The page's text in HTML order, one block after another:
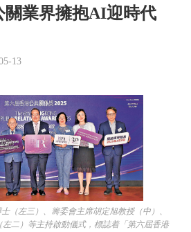
關業界擁抱AI迎時代
13
（左三）、籌委會主席胡定旭教授（中）、
二）等主持啟動儀式，標誌着「第六屆香港